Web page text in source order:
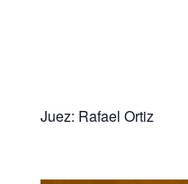
Juez: Rafael Ortiz